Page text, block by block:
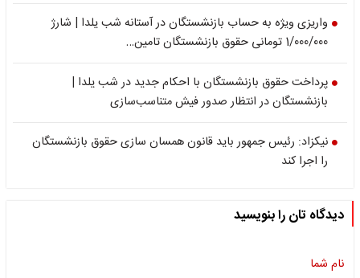
واریزی ویژه به حساب بازنشستگان در آستانه شب یلدا | شارژ
1/000/000 تومانی حقوق بازنشستگان تامین…
پرداخت حقوق بازنشستگان با احکام جدید در شب یلدا |
بازنشستگان در انتظار صدور فیش متناسب‌سازی
نیکزاد: رئیس جمهور باید قانون همسان سازی حقوق بازنشستگان
را اجرا کند
دیدگاه تان را بنویسید
نام شما